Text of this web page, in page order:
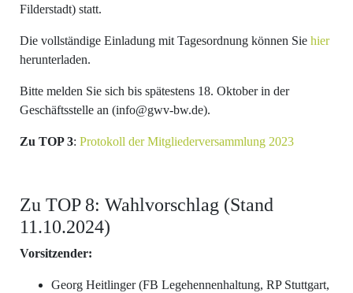
Filderstadt) statt.
Die vollständige Einladung mit Tagesordnung können Sie hier
herunterladen.
Bitte melden Sie sich bis spätestens 18. Oktober in der
Geschäftsstelle an (info@gwv-bw.de).
Zu TOP 3: Protokoll der Mitgliederversammlung 2023
Zu TOP 8: Wahlvorschlag (Stand
11.10.2024)
Vorsitzender:
Georg Heitlinger (FB Legehennenhaltung, RP Stuttgart,